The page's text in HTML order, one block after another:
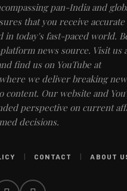
pan-India and
that you receive accurate
today's fast-paced world.
news source. Visit us
find us on YouTube at
we deliver breaking
content. Our website and
perspective on current
decisions.
| CONTACT | ABOUT